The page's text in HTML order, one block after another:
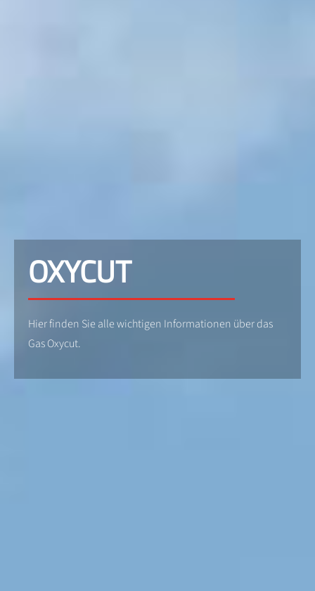
OXYCUT
Hier finden Sie alle wichtigen Informationen über das
Gas Oxycut.